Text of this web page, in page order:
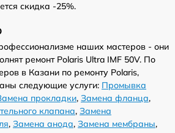
скидка -25%.
наших мастеров - они
ремонт Polaris Ultra IMF 50V. По
в Казани по ремонту Polaris,
следующие услуги: Промывка
прокладки, Замена фланца,
клапана, Замена
, Замена анода, Замена мембраны,